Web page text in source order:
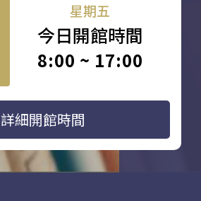
星期五
今日開館時間
8:00 ~ 17:00
詳細開館時間